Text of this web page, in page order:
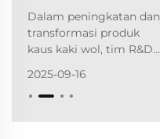
Pengembangan
Dalam peningkatan dan
transformasi produk
kaus kaki wol, tim R&D
terobosan
komprehensif mulai
2025-09-16